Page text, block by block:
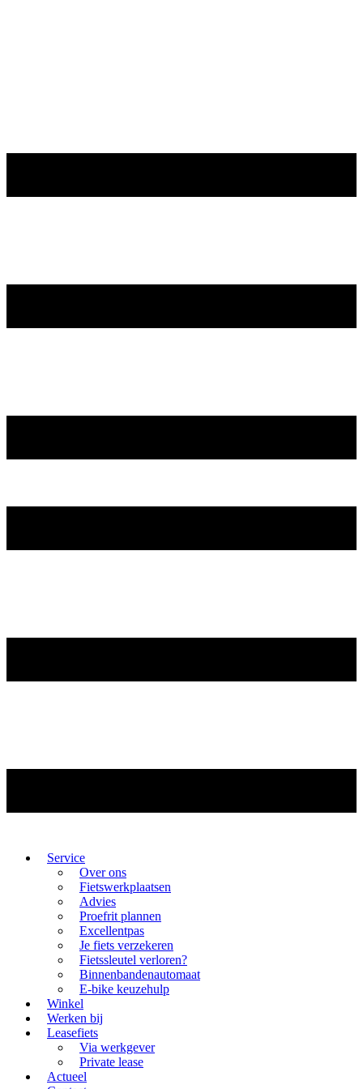
Service
Over ons
Fietswerkplaatsen
Advies
Proefrit plannen
Excellentpas
Je fiets verzekeren
Fietssleutel verloren?
Binnenbandenautomaat
E-bike keuzehulp
Winkel
Werken bij
Leasefiets
Via werkgever
Private lease
Actueel